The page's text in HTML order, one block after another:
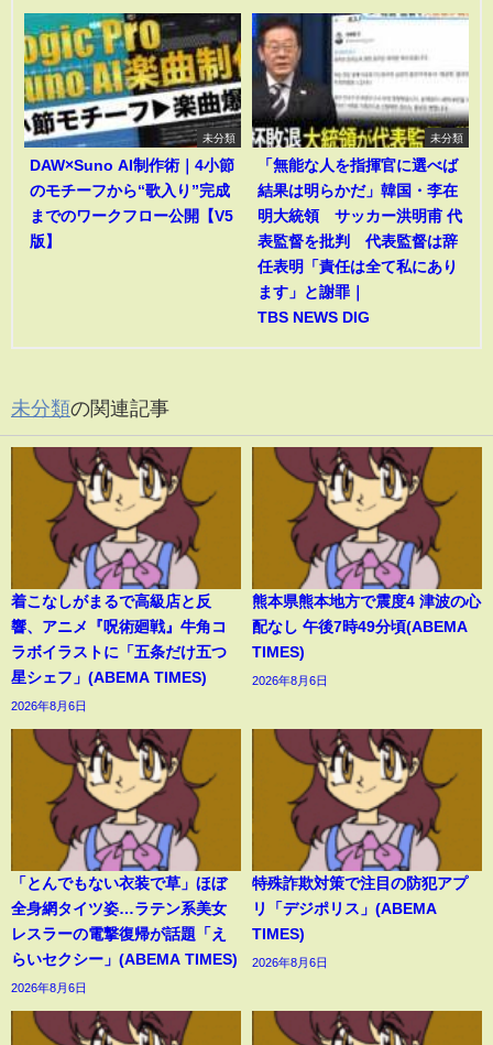
未分類
DAW×Suno AI制作術｜4小節
のモチーフから“歌入り”完成
までのワークフロー公開【V5
版】
未分類
「無能な人を指揮官に選べば
結果は明らかだ」韓国・李在
明大統領 サッカー洪明甫 代
表監督を批判 代表監督は辞
任表明「責任は全て私にあり
ます」と謝罪｜
TBS NEWS DIG
未分類の関連記事
着こなしがまるで高級店と反
響、アニメ『呪術廻戦』牛角コ
ラボイラストに「五条だけ五つ
星シェフ」(ABEMA TIMES)
2026年8月6日
熊本県熊本地方で震度4 津波の心
配なし 午後7時49分頃(ABEMA
TIMES)
2026年8月6日
「とんでもない衣装で草」ほぼ
全身網タイツ姿…ラテン系美女
レスラーの電撃復帰が話題「え
らいセクシー」(ABEMA TIMES)
2026年8月6日
特殊詐欺対策で注目の防犯アプ
リ「デジポリス」(ABEMA
TIMES)
2026年8月6日